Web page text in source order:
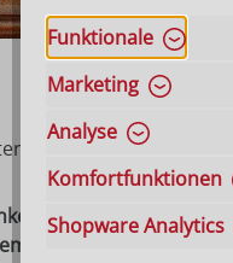
gebeizt
Blattgold
hinterlegt
Funktionale
Marketing
Analyse
Komfortfunktionen
Shopware Analytics